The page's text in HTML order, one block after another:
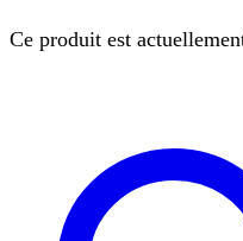
Ce produit est